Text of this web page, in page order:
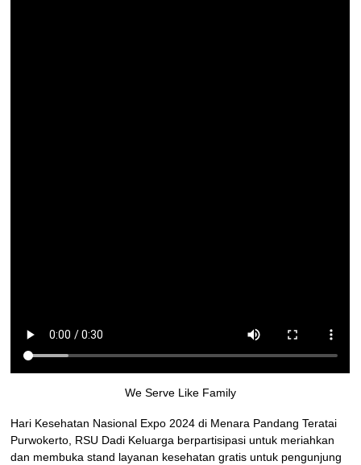
We Serve Like Family
Hari Kesehatan Nasional Expo 2024 di Menara Pandang Teratai
Purwokerto, RSU Dadi Keluarga berpartisipasi untuk meriahkan
dan membuka stand layanan kesehatan gratis untuk pengunjung